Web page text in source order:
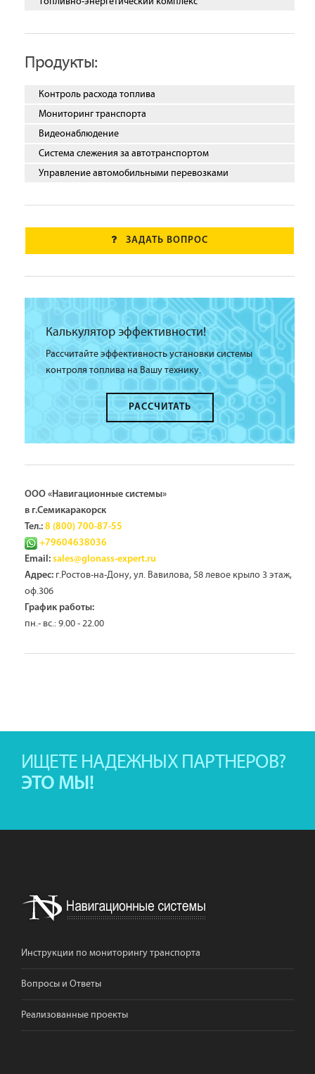
Продукты:
Контроль расхода топлива
Мониторинг транспорта
Видеонаблюдение
Система слежения за автотранспортом
Управление автомобильными перевозками
ЗАДАТЬ ВОПРОС
Калькулятор эффективности!
Рассчитайте эффективность установки системы
контроля топлива на Вашу технику.
РАССЧИТАТЬ
ООО «Навигационные системы»
в г.Семикаракорск
Тел.: 8 (800) 700-87-55
+79604638036
Email: sales@glonass-expert.ru
Адрес: г.Ростов-на-Дону, ул. Вавилова, 58 левое крыло 3 этаж,
оф.306
График работы:
пн.- вс.: 9.00 - 22.00
ИЩЕТЕ НАДЕЖНЫХ ПАРТНЕРОВ?
ЭТО МЫ!
Инструкции по мониторингу транспорта
Вопросы и Ответы
Реализованные проекты